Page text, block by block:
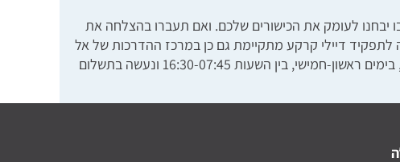
יבחנו לעומק את הכישורים שלכם. ואם תעברו בהצלחה את
דיילי קרקע מתקיימת גם כן במרכז ההדרכות של אל
על בנתב"ג. קורס ההכשרה נמשך שבעה שבועות, בימים ראשון-חמישי, בין השעות 16:30-07:45 ונעשה בתשלום